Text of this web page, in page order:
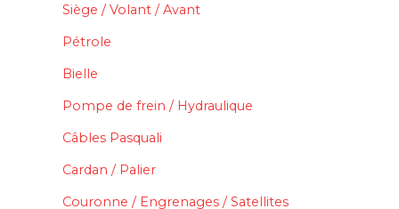
Siège / Volant / Avant
Pétrole
Bielle
Pompe de frein / Hydraulique
Câbles Pasquali
Cardan / Palier
Couronne / Engrenages / Satellites